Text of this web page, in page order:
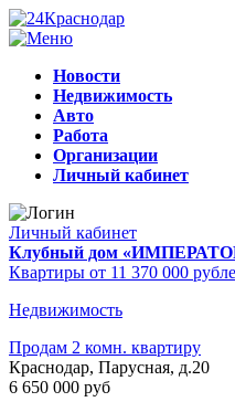
Новости
Недвижимость
Авто
Работа
Организации
Личный кабинет
Личный кабинет
Клубный дом
Квартиры от 11 370 000
Недвижимость
Продам 2 комн. квартиру
Краснодар, Парусная, д.20
6 650 000 руб